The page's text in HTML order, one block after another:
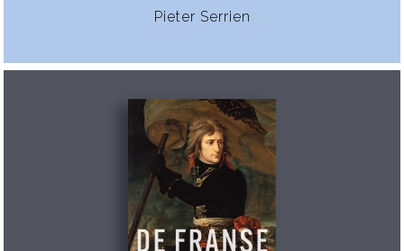
Pieter Serrien